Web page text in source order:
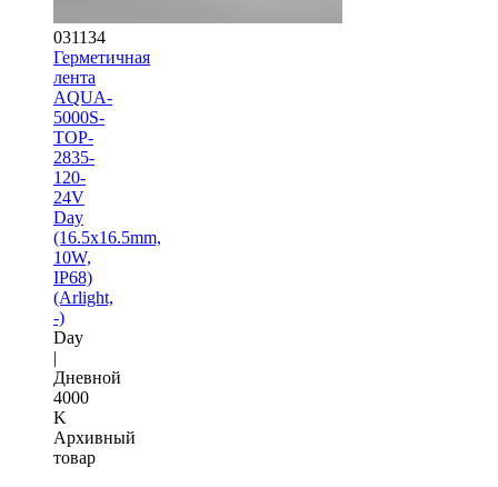
031134
Герметичная
лента
AQUA-
5000S-
TOP-
2835-
120-
24V
Day
(16.5х16.5mm,
10W,
IP68)
(Arlight,
-)
Day
|
Дневной
4000
K
Архивный
товар